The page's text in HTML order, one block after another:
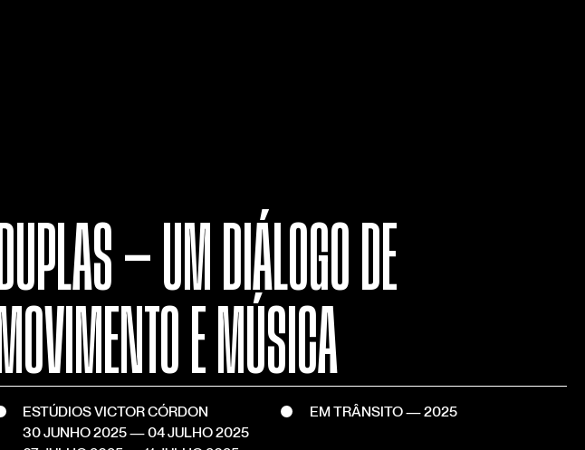
DUPLAS — UM DIÁLOGO DE
MOVIMENTO E MÚSICA
ESTÚDIOS VICTOR CÓRDON
30 JUNHO 2025— 04 JULHO 2025
EM TRÂNSITO — 2025